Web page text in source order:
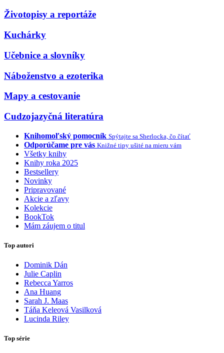
Životopisy a reportáže
Kuchárky
Učebnice a slovníky
Náboženstvo a ezoterika
Mapy a cestovanie
Cudzojazyčná literatúra
Knihomoľský pomocník Spýtajte sa Sherlocka, čo čítať
Odporúčame pre vás Knižné tipy ušité na mieru vám
Všetky knihy
Knihy roka 2025
Bestsellery
Novinky
Pripravované
Akcie a zľavy
Kolekcie
BookTok
Mám záujem o titul
Top autori
Dominik Dán
Julie Caplin
Rebecca Yarros
Ana Huang
Sarah J. Maas
Táňa Keleová Vasilková
Lucinda Riley
Top série